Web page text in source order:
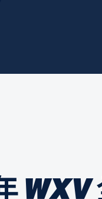
WXV